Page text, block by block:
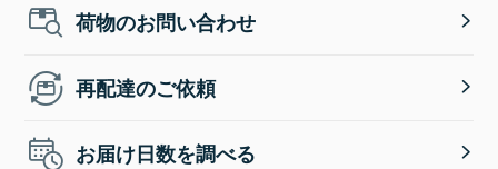
荷物のお問い合わせ
再配達のご依頼
お届け日数を調べる